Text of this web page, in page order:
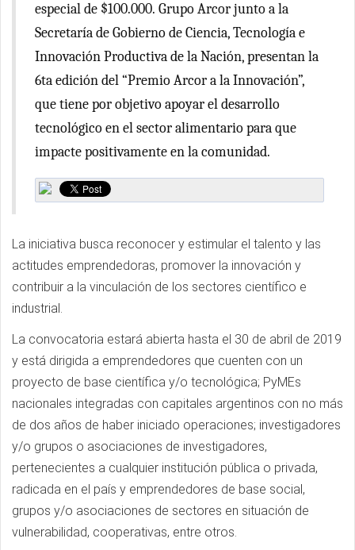
especial de $100.000. Grupo Arcor junto a la
Secretaría de Gobierno de Ciencia, Tecnología e
Innovación Productiva de la Nación, presentan la
6ta edición del “Premio Arcor a la Innovación”,
que tiene por objetivo apoyar el desarrollo
tecnológico en el sector alimentario para que
impacte positivamente en la comunidad.
La iniciativa busca reconocer y estimular el talento y las
actitudes emprendedoras, promover la innovación y
contribuir a la vinculación de los sectores científico e
industrial.
La convocatoria estará abierta hasta el 30 de abril de 2019
y está dirigida a emprendedores que cuenten con un
proyecto de base científica y/o tecnológica; PyMEs
nacionales integradas con capitales argentinos con no más
de dos años de haber iniciado operaciones; investigadores
y/o grupos o asociaciones de investigadores,
pertenecientes a cualquier institución pública o privada,
radicada en el país y emprendedores de base social,
grupos y/o asociaciones de sectores en situación de
vulnerabilidad, cooperativas, entre otros.